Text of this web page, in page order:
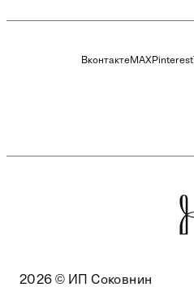
ВконтактеMAXPinterest
2026 © ИП Соковнин